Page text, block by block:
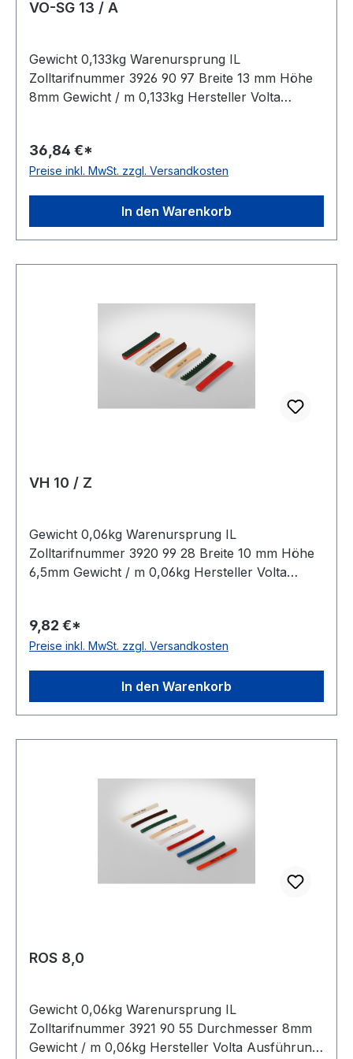
VO-SG 13 / A
Gewicht 0,133kg Warenursprung IL
Zolltarifnummer 3926 90 97 Breite 13 mm Höhe
8mm Gewicht / m 0,133kg Hersteller Volta
FDA-Zulassung ja Zugstrang nein Shorehärte
83° Shore A
36,84 €*
Preise inkl. MwSt. zzgl. Versandkosten
In den Warenkorb
VH 10 / Z
Gewicht 0,06kg Warenursprung IL
Zolltarifnummer 3920 99 28 Breite 10 mm Höhe
6,5mm Gewicht / m 0,06kg Hersteller Volta
Zulassung ja Zugstrang nein Shorehärte 100°
Shore A
9,82 €*
Preise inkl. MwSt. zzgl. Versandkosten
In den Warenkorb
ROS 8,0
Gewicht 0,06kg Warenursprung IL
Zolltarifnummer 3921 90 55 Durchmesser 8mm
Gewicht / m 0,06kg Hersteller Volta Ausführung